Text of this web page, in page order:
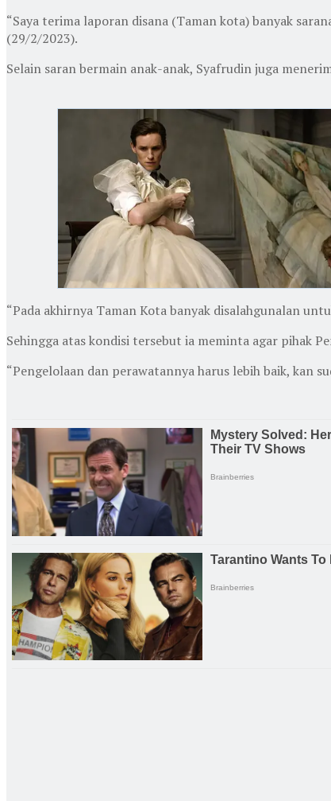
“Saya terima laporan disana (Taman kota) banyak
(29/2/2023).
Selain saran bermain anak-anak, Syafrudin juga
“Pada akhirnya Taman Kota banyak disalahgunalan
Sehingga atas kondisi tersebut ia meminta agar pihak
“Pengelolaan dan perawatannya harus lebih baik, kan